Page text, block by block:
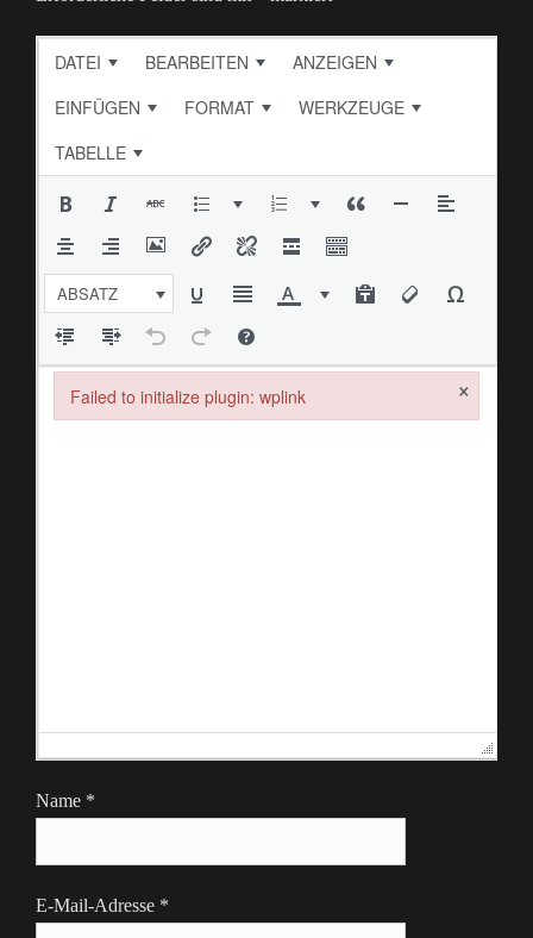
DATEI BEARBEITEN
ANZEIGEN
EINFÜGEN
FORMAT
WERKZEUGE
TABELLE
ABSATZ
Name *
E-Mail-Adresse *
Failed to initialize plugin: wplink ×
Failed to initialize plugin: wplink